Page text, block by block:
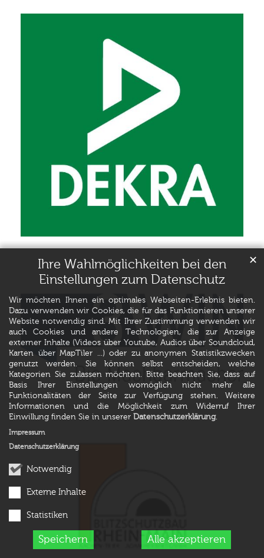
Ihre Wahlmöglichkeiten bei den
Einstellungen zum Datenschutz
Wir möchten Ihnen ein optimales Webseiten-Erlebnis bieten.
Dazu verwenden wir Cookies, die für das Funktionieren unserer
Website notwendig sind. Mit Ihrer Zustimmung verwenden wir
auch Cookies und andere Technologien, die zur Anzeige
externer Inhalte (Videos über Youtube, Audios über Soundcloud,
Karten über MapTiler ...) oder zu anonymen Statistikzwecken
genutzt werden. Sie können selbst entscheiden, welche
Kategorien Sie zulassen möchten. Bitte beachten Sie, dass auf
Basis Ihrer Einstellungen womöglich nicht mehr alle
Funktionalitäten der Seite zur Verfügung stehen. Weitere
Informationen und die Möglichkeit zum Widerruf Ihrer
Einwillung finden Sie in unserer Datenschutzerklärung.
Notwendig
Externe Inhalte
Statistiken
Speichern Alle akzeptieren
✕
Impressum
Datenschutzerklärung